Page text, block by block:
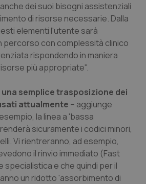
urogenitali
impianti
dei suoi bisogni assistenziali
di risorse necessarie. Dalla
elementi l'utente sarà
percorso con complessità clinico
rispondendo in maniera
più appropriate".
semplice trasposizione dei
attualmente – aggiunge
la linea a 'bassa
sicuramente i codici minori,
Vi rientreranno, ad esempio,
il rinvio immediato (Fast
specialistica e che quindi per il
un ridotto 'assorbimento di